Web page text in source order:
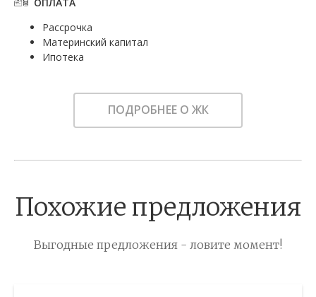
Рассрочка
Материнский капитал
Ипотека
ПОДРОБНЕЕ О ЖК
Похожие предложения
Выгодные предложения - ловите момент!